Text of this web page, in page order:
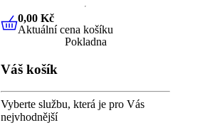
0,00 KčAktuální cena košíku
0,00 Kč
Aktuální cena košíku
Pokladna
Váš košík
Vyberte službu, která je pro Vás
nejvhodnější